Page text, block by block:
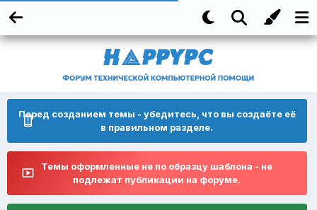
Перед созданием темы - убедитесь, что вы создаёте её
в правильном разделе.
Темы оформленные не по образцу шаблона - не
подлежат публикации на форуме.